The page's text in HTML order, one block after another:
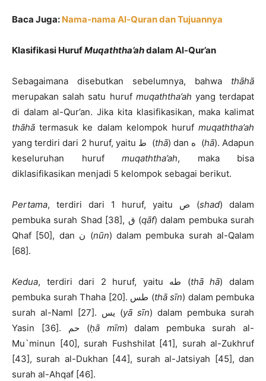
Baca Juga: Nama-nama Al-Quran dan Tujuannya
Klasifikasi HurufMuqaththa’ahdalam Al-Qur’an
Sebagaimana disebutkan sebelumnya, bahwa thāhā
merupakan salah satu huruf muqaththa’ah yang terdapat
di dalam al-Qur’an. Jika kita klasifikasikan, maka kalimat
thāhā termasuk ke dalam kelompok huruf muqaththa’ah
yang terdiri dari 2 huruf, yaitu ط (thā ) dan ه (hā). Adapun
keseluruhan huruf muqaththa’ah, maka bisa
diklasifikasikan menjadi 5 kelompok sebagai berikut.
Pertama , terdiri dari 1 huruf, yaitu ص (shad) dalam
pembuka surah Shad [38], ق (qāf) dalam pembuka surah
Qhaf [50], dan ن (nūn) dalam pembuka surah al-Qalam
[68].
Kedua , terdiri dari 2 huruf, yaitu طه (thā hā) dalam
pembuka surah Thaha [20]. طس (thā sīn) dalam pembuka
surah al-Naml [27]. يس (yā sīn) dalam pembuka surah
Yasin [36]. حم (ḥā mīm) dalam pembuka surah al-
Mu`minun [40], surah Fushshilat [41], surah al-Zukhruf
[43], surah al-Dukhan [44], surah al-Jatsiyah [45], dan
surah al-Ahqaf [46].